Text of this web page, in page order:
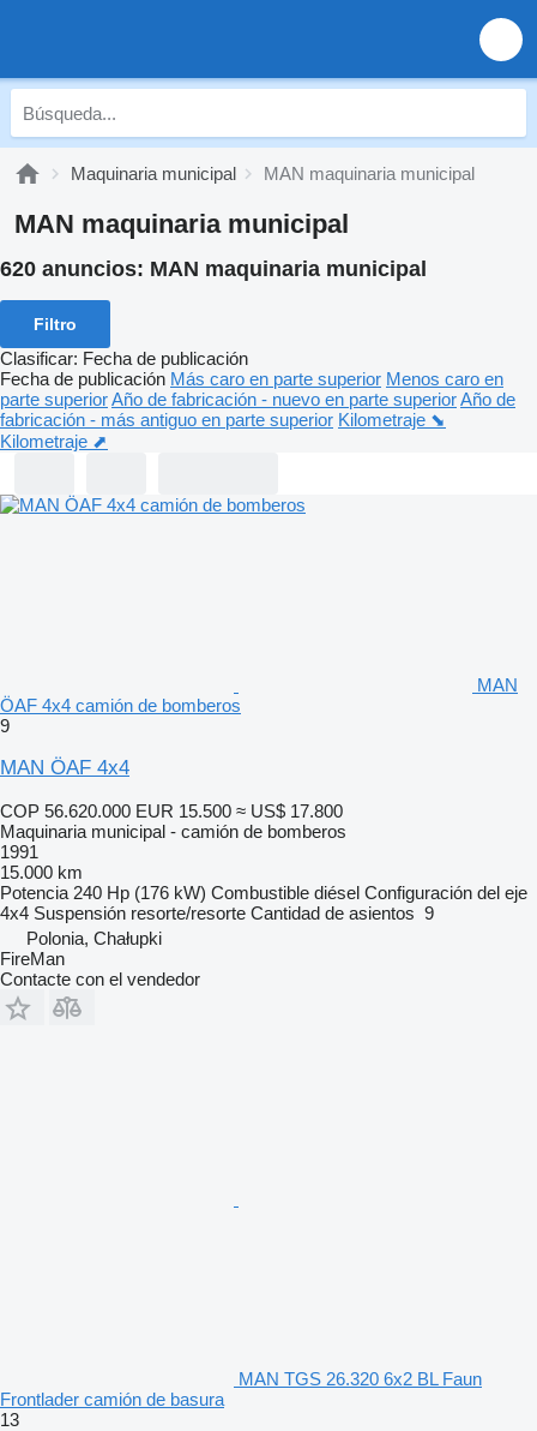
Maquinaria municipal MAN maquinaria municipal
MAN maquinaria municipal
620 anuncios: MAN maquinaria municipal
Filtro
Clasificar: Fecha de publicación
Fecha de publicación Más caro en parte superior Menos caro en
parte superiorAño de fabricación - nuevo en parte superiorAño de
fabricación - más antiguo en parte superior Kilometraje ⬊
Kilometraje ⬈
MAN
ÖAF 4x4 camión de bomberos
9
MAN ÖAF 4x4
COP 56.620.000 EUR 15.500 ≈ US$ 17.800
Maquinaria municipal - camión de bomberos
1991
15.000 km
Potencia 240 Hp (176 kW) Combustible diésel Configuración del eje
4x4 Suspensión resorte/resorte Cantidad de asientos 9
Polonia, Chałupki
FireMan
Contacte con el vendedor
MAN TGS 26.320 6x2 BL Faun
Frontlader camión de basura
13